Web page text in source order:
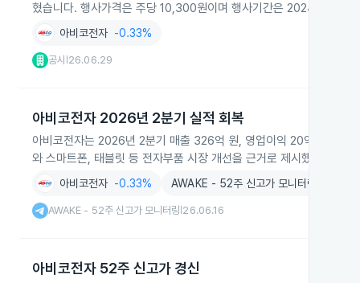
혔습니다. 행사가격은 주당 10,300원이며 행사기간은 2024년 3월
아비코전자 -0.33%
공시 26.06.29
아비코전자 2026년 2분기 실적 회복
아비코전자는 2026년 2분기 매출 326억 원, 영업이익 20억 원을 기
와 스마트폰, 태블릿 등 전자부품 시장 개선을 근거로 제시했습니다.
아비코전자 -0.33% AWAKE - 52주 신고가 모니터링
AWAKE - 52주 신고가 모니터링 26.06.16
아비코전자 52주 신고가 경신